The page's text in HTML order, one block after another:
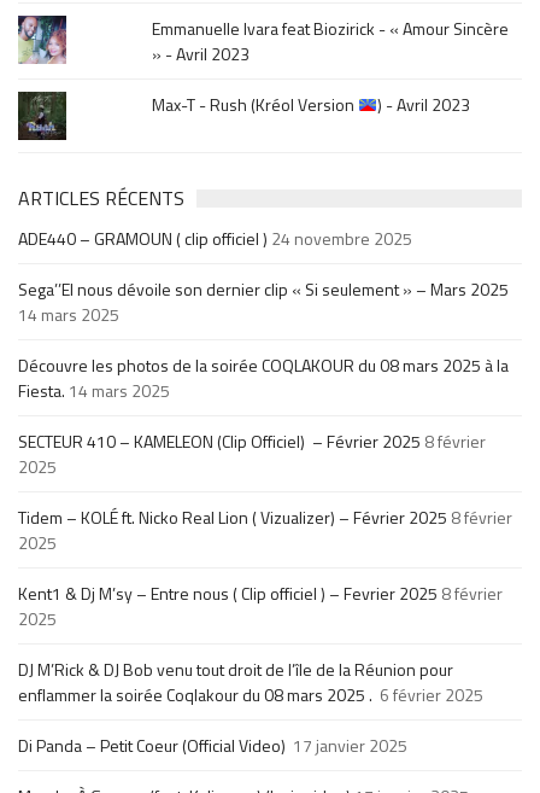
Emmanuelle Ivara feat Biozirick - « Amour Sincère
» - Avril 2023
Max-T - Rush (Kréol Version
) - Avril 2023
ARTICLES RÉCENTS
ADE440 – GRAMOUN ( clip officiel ) 24 novembre 2025
Sega’’El nous dévoile son dernier clip « Si seulement » – Mars 2025
14 mars 2025
Découvre les photos de la soirée COQLAKOUR du 08 mars 2025 à la
Fiesta. 14 mars 2025
SECTEUR 410 – KAMELEON (Clip Officiel) – Février 2025 8 février
2025
Tidem – KOLÉ ft. Nicko Real Lion ( Vizualizer) – Février 2025 8 février
2025
Kent1 & Dj M’sy – Entre nous ( Clip officiel ) – Fevrier 2025 8 février
2025
DJ M’Rick & DJ Bob venu tout droit de l’île de la Réunion pour
enflammer la soirée Coqlakour du 08 mars 2025 . 6 février 2025
Di Panda – Petit Coeur (Official Video) 17 janvier 2025